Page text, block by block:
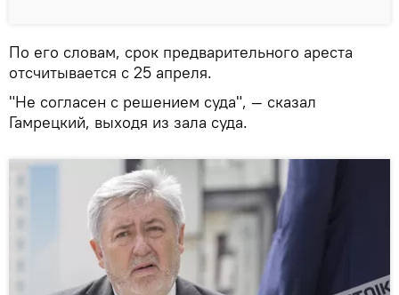
По его словам, срок предварительного ареста
отсчитывается с 25 апреля.
"Не согласен с решением суда", — сказал
Гамрецкий, выходя из зала суда.